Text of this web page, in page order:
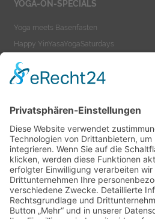
YOGA-ON-SPECIALS
Yoga meets Basenfasten
Happy YinYasaYogaSaturdays
Yoga meets Ayurveda
Yoga-On-TeacherTraining
YOGA-ON-VIDEOS
Yoga as a Lifestyle
Yoga-On-Videos
Impressum
Datenschutzerklärung
AGB